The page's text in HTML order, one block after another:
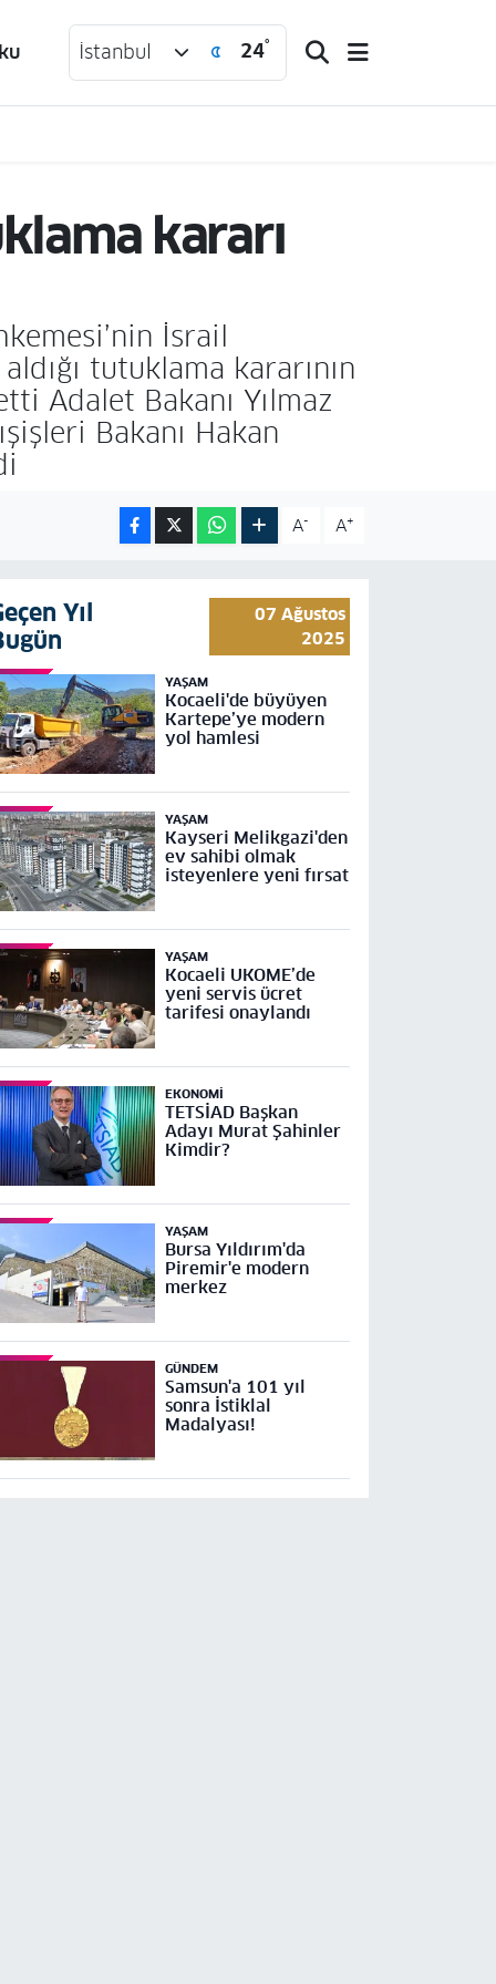
İstanbul 24°
kararı
İsrail
tutuklama kararının
Adalet Bakanı Yılmaz
Bakanı Hakan
A- A+
Yıl
07 Ağustos
2025
YAŞAM
Kocaeli'de büyüyen
Kartepe’ye modern
yol hamlesi
YAŞAM
Kayseri Melikgazi'den
ev sahibi olmak
isteyenlere yeni fırsat
YAŞAM
Kocaeli UKOME’de
yeni servis ücret
tarifesi onaylandı
EKONOMI
TETSİAD Başkan
Adayı Murat Şahinler
Kimdir?
YAŞAM
Bursa Yıldırım'da
Piremir'e modern
merkez
GÜNDEM
Samsun'a 101 yıl
sonra İstiklal
Madalyası!